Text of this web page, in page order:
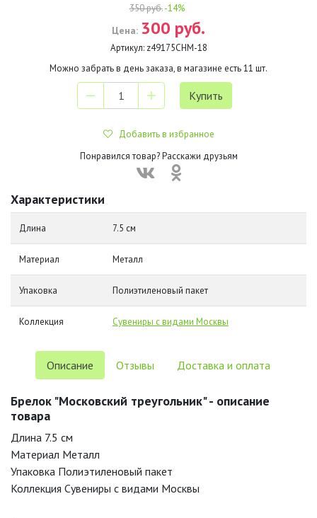
350 руб. -14%
Цена: 300 руб.
Артикул: z49175CHM-18
Можно забрать в день заказа, в магазине есть11 шт.
Добавить в избранное
Понравился товар? Расскажи друзьям
Характеристики
Длина 7.5 см
Материал Металл
Упаковка Полиэтиленовый пакет
Коллекция Сувениры с видами Москвы
Описание Отзывы Доставка и оплата
Брелок "Московский треугольник" - описание
товара
Длина 7.5 см
Материал Металл
Упаковка Полиэтиленовый пакет
Коллекция Сувениры с видами Москвы